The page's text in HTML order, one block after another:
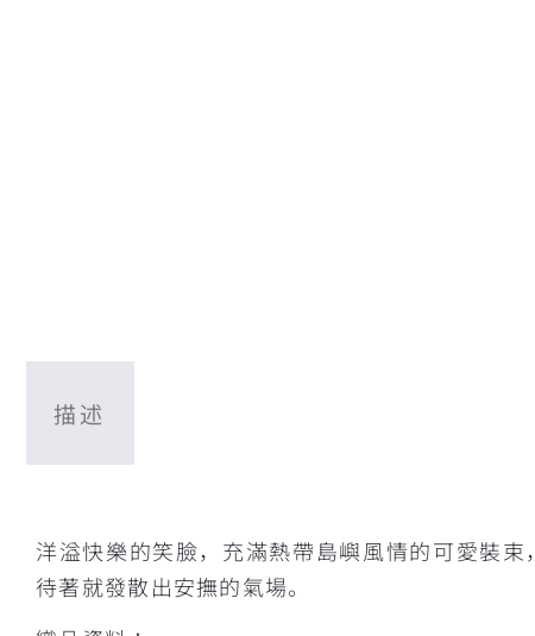
描述
洋溢快樂的笑臉，充滿熱帶島嶼風情的可愛裝
待著就發散出安撫的氣場。